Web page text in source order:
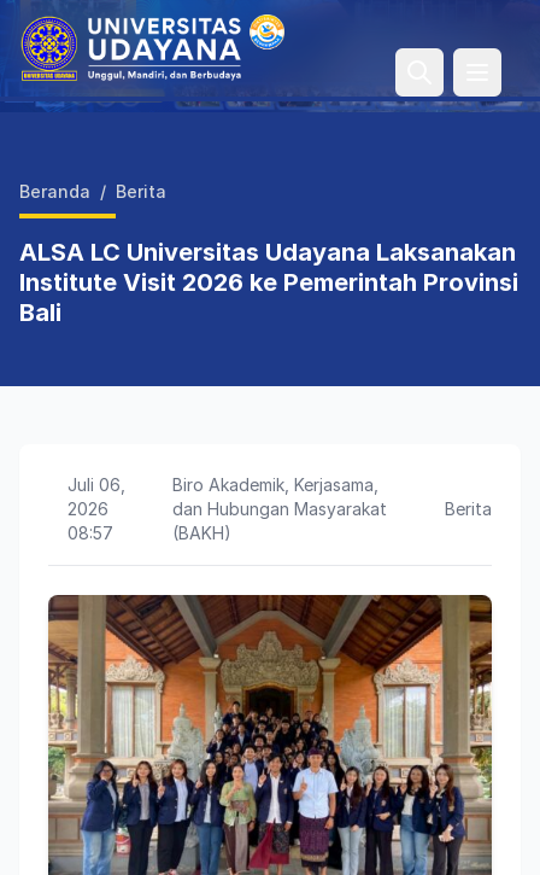
Beranda / Berita
ALSA LC Universitas Udayana Laksanakan
Institute Visit 2026 ke Pemerintah Provinsi
Bali
Juli 06,
2026
08:57
Biro Akademik, Kerjasama,
dan Hubungan Masyarakat
(BAKH)
Berita